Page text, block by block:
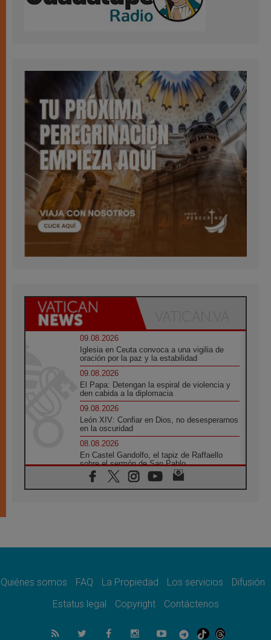
09.08.2026
Iglesia en Ceuta convoca a una vigilia de
oración por la paz y la estabilidad
09.08.2026
El Papa: Detengan la espiral de violencia y
den cabida a la diplomacia
09.08.2026
León XIV: Confiar en Dios, no desesperarnos
en la oscuridad
08.08.2026
En Castel Gandolfo, el tapiz de Raffaello
sobre el sermón de San Pablo
08.08.2026
En Colombia, «la paz no se compra con una
08.08.2026
08.08.2026
del Buen Consejo de Genazzano
Filipinas: el Vicariato Apostólico de Calapán
Quiénes somos FAQ La Propiedad Los servicios
Difusión
Estatus legal
Copyright Contáctenos